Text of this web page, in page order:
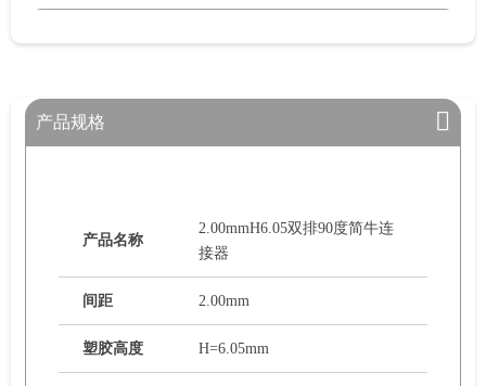
产品规格
产品名称
2.00mmH6.05双排90度简牛连
接器
间距 2.00mm
塑胶高度 H=6.05mm